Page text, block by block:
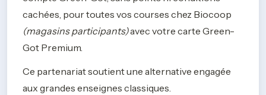
(magasins participants) avec votre carte Green-
Got Premium.
Ce partenariat soutient une alternative engagée
aux grandes enseignes classiques.